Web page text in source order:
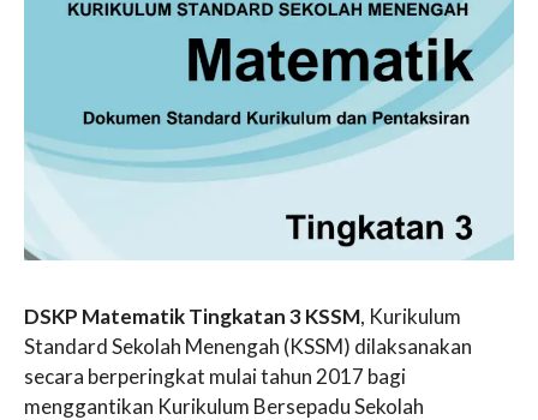
DSKP Matematik Tingkatan 3 KSSM, Kurikulum
Standard Sekolah Menengah (KSSM) dilaksanakan
secara berperingkat mulai tahun 2017 bagi
menggantikan Kurikulum Bersepadu Sekolah